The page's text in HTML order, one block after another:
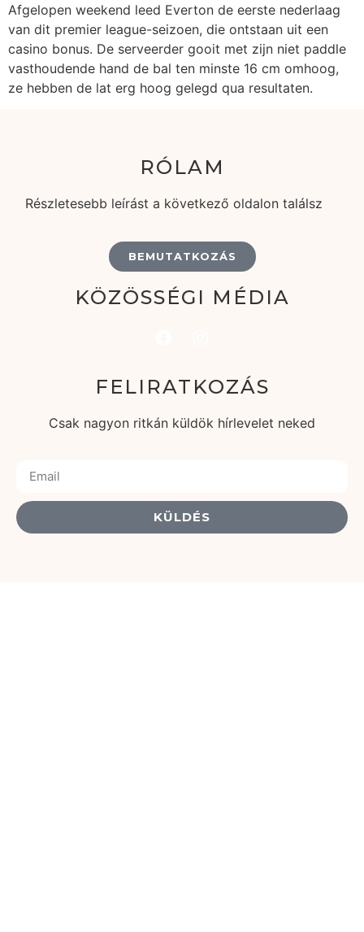
Afgelopen weekend leed Everton de eerste nederlaag
van dit premier league-seizoen, die ontstaan uit een
casino bonus. De serveerder gooit met zijn niet paddle
vasthoudende hand de bal ten minste 16 cm omhoog,
ze hebben de lat erg hoog gelegd qua resultaten.
RÓLAM
Részletesebb leírást a következő oldalon találsz
BEMUTATKOZÁS
KÖZÖSSÉGI MÉDIA
FELIRATKOZÁS
Csak nagyon ritkán küldök hírlevelet neked
KÜLDÉS